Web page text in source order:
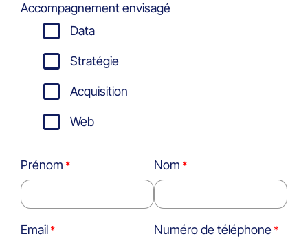
Accompagnement envisagé
Data
Stratégie
Acquisition
Web
Prénom Nom
Email Numéro de téléphone